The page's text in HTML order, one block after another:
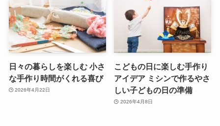
日々の暮らしを楽しむ 小さ
な手作り時間がくれる喜び
2026年4月22日
こどもの日に楽しむ手作り
アイデア ミシンで作るやさ
しい子どもの日の準備
2026年4月8日